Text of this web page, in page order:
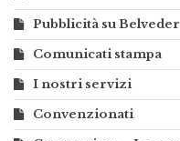
Pubblicità su
Comunicati stampa
I nostri servizi
Convenzionati